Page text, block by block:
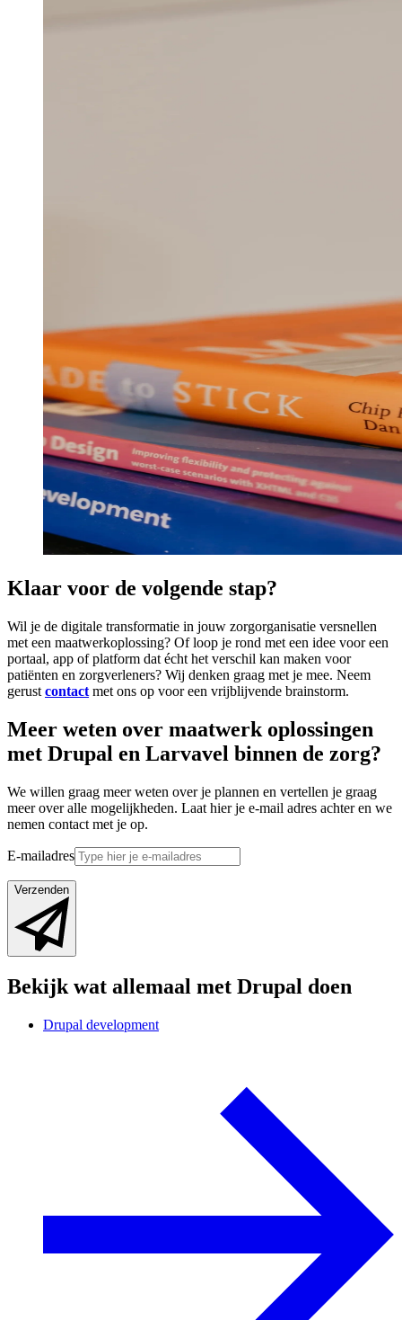
Klaar voor de volgende stap?
Wil je de digitale transformatie in jouw zorgorganisatie versnellen
met een maatwerkoplossing? Of loop je rond met een idee voor een
portaal, app of platform dat écht het verschil kan maken voor
patiënten en zorgverleners? Wij denken graag met je mee. Neem
gerust contact met ons op voor een vrijblijvende brainstorm.
Meer weten over maatwerk oplossingen
met Drupal en Larvavel binnen de zorg?
We willen graag meer weten over je plannen en vertellen je graag
meer over alle mogelijkheden. Laat hier je e-mail adres achter en we
nemen contact met je op.
E-mailadres
Verzenden
Bekijk wat allemaal met Drupal doen
Drupal development